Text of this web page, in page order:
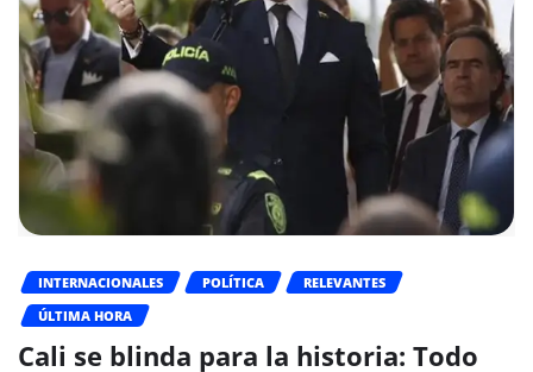
INTERNACIONALES POLÍTICA
RELEVANTES
ÚLTIMA HORA
Cali se blinda para la historia: Todo